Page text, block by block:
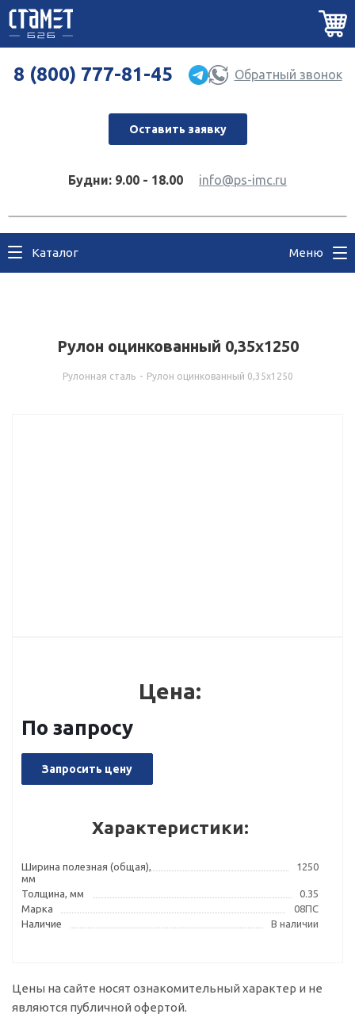
8 (800) 777-81-45 Обратный звонок
Оставить заявку
Будни: 9.00 - 18.00 info@ps-imc.ru
Каталог Меню
Рулон оцинкованный 0,35х1250
Рулонная сталь - Рулон оцинкованный 0,35х1250
Цена:
По запросу
Запросить цену
Характеристики:
Ширина полезная (общая),
мм
1250
Толщина, мм
0.35
Марка
08ПС
Наличие
В наличии
Цены на сайте носят ознакомительный характер и не
являются публичной офертой.